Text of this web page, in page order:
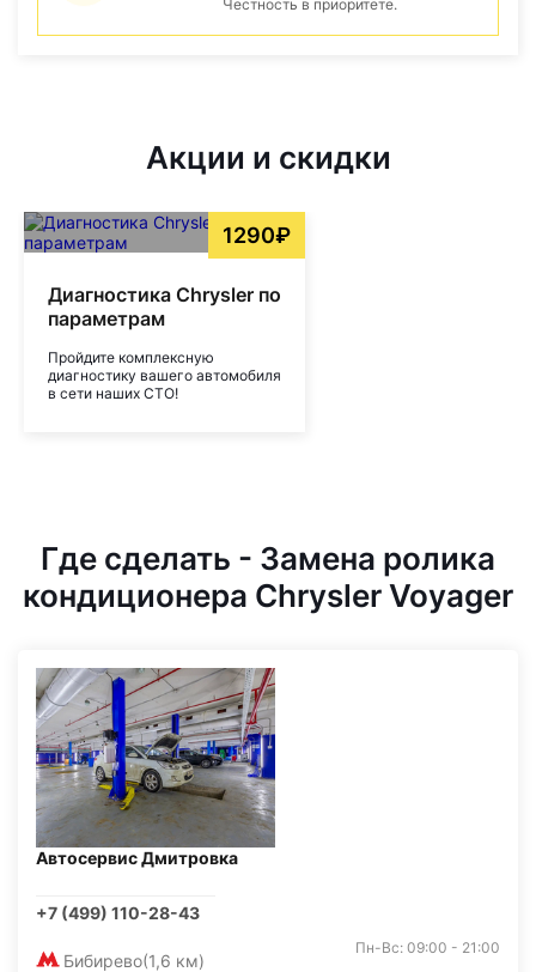
Честность в приоритете.
Акции и скидки
1290₽
Диагностика Chrysler по
параметрам
Пройдите комплексную
диагностику вашего автомобиля
в сети наших СТО!
Где сделать - Замена ролика
кондиционера Chrysler Voyager
Автосервис Дмитровка
+7 (499) 110-28-43
Бибирево(1,6 км)
Пн-Вс: 09:00 - 21:00